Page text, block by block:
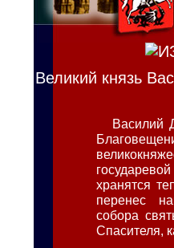
Великий князь
Василий
хранятся
перенес
собора
Спасителя,